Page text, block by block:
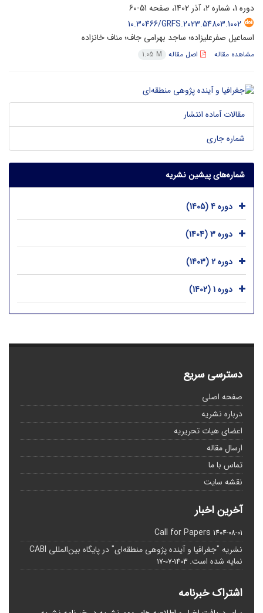
دوره 1، شماره 2، آذر 1402، صفحه
51-60
10.30466/GRFS.2023.54803.1002
اسماعیل صفرعلیزاده؛ ساجد بهرامی جاف؛ مناف خانزاده
مشاهده مقاله اصل مقاله 1.05 M
مقالات آماده انتشار
شماره جاری
شماره‌های پیشین نشریه
دوره 4 (1405)
دوره 3 (1404)
دوره 2 (1403)
دوره 1 (1402)
دسترسی سریع
صفحه اصلی
درباره نشریه
اعضای هیات تحریریه
ارسال مقاله
تماس با ما
نقشه سایت
آخرین اخبار
Call for Papers 1404-08-01
نشریه "جغرافیا و آینده پژوهی منطقه‌ای" در پایگاه بین‌المللی CABI
نمایه شده است. 1403-07-17
اشتراک خبرنامه